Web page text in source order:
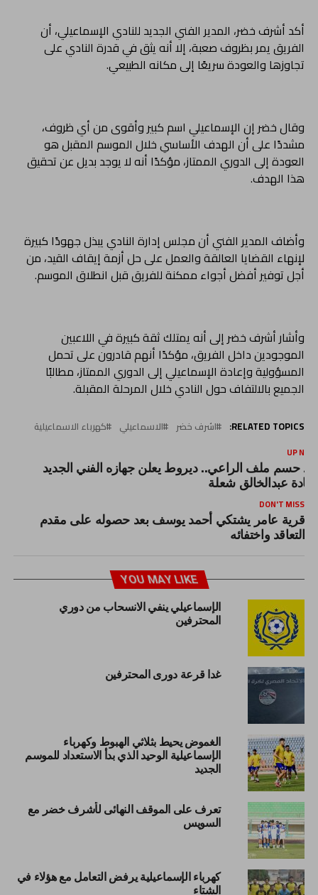
أكد أشرف خضر، المدير الفني الجديد للنادي الإسماعيلي، أن
الفريق يمر بظروف صعبة، إلا أنه يثق في قدرة النادي على
تجاوزها والعودة سريعًا إلى مكانه الطبيعي.
وقال خضر إن الإسماعيلي اسم كبير وأقوى من أي ظروف،
مشددًا على أن الهدف الأساسي خلال الموسم المقبل هو
العودة إلى الدوري الممتاز، مؤكدًا أنه لا يوجد بديل عن تحقيق
هذا الهدف.
وأضاف المدير الفني أن مجلس إدارة النادي يبذل جهودًا كبيرة
لإنهاء القضايا العالقة والعمل على حل أزمة إيقاف القيد، من
أجل توفير أفضل أجواء ممكنة للفريق قبل انطلاق الموسم.
وأشار أشرف خضر إلى أنه يمتلك ثقة كبيرة في اللاعبين
الموجودين داخل الفريق، مؤكدًا أنهم قادرون على تحمل
المسؤولية وإعادة الإسماعيلي إلى الدوري الممتاز، مطالبًا
الجميع بالالتفاف حول النادي خلال المرحلة المقبلة.
RELATED TOPICS: اشرف خضر الاسماعيلي كهرباء الاسماعيلية
UP
حسم ملف الراعي.. ديروط يعلن جهازه الفني الجديد
عبدالخالق شعلة
DON'T MISS
قرية عامر يشتكي أحمد يوسف بعد حصوله على مقدم
التعاقد واختفائه
YOU MAY LIKE
الإسماعيلي ينفي الانسحاب من دوري
المحترفين
غدا قرعة دورى المحترفين
الغموض يحيط بثلاثي الهبوط وكهرباء
الإسماعيلية الوحيد الذي بدأ الاستعداد للموسم
الجديد
تعرف على الموقف النهائى لأشرف خضر مع
السويس
كهرباء الإسماعيلية يرفض التعامل مع هؤلاء في
الشتاء